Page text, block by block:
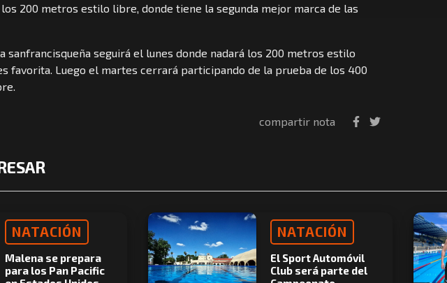
200 metros estilo libre, donde tiene la segunda mejor marca de las
sanfrancisqueña seguirá el lunes donde nadará los 200 metros estilo
favorita. Luego el martes cerrará participando de la prueba de los 400
compartir nota
NATACIÓN
Malena se prepara
para los Pan Pacific
NATACIÓN
El Sport Automóvil
Club será parte del